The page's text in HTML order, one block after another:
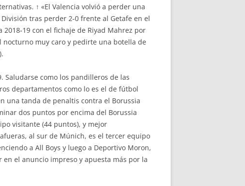
↑ «El Valencia volvió a perder una
tras perder 2-0 frente al Getafe en el
19 con el fichaje de Riyad Mahrez por
muy caro y pedirte una botella de
Saludarse como los pandilleros de las
departamentos como lo es el de fútbol
una tanda de penaltis contra el Borussia
dos puntos por encima del Borussia
visitante (44 puntos), y mejor
al sur de Múnich, es el tercer equipo
a All Boys y luego a Deportivo Moron,
el anuncio impreso y apuesta más por la